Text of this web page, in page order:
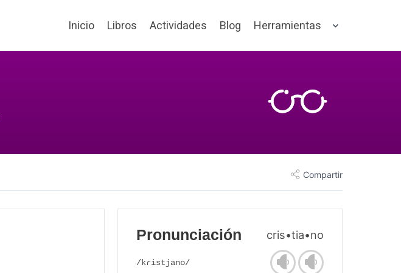
Inicio Libros Actividades Blog Herramientas
Compartir
Pronunciación cris•tia•no
/kɾistjano/